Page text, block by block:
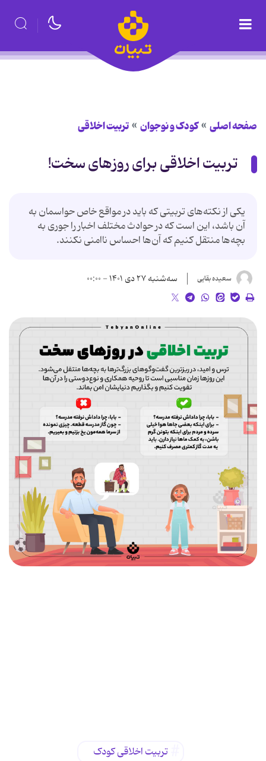
صفحه اصلی کودک و نوجوان تربیت اخلاقی
تربیت اخلاقی برای روزهای سخت!
یکی از نکته‌های تربیتی که باید در مواقع خاص حواسمان به
آن باشد، این است که در حوادث مختلف اخبار را جوری به
بچه‌ها منتقل کنیم که آن‌ها احساس ناامنی نکنند.
سعیده بقایی سه‌شنبه ۲۷ دی ۱۴۰۱ - ۰۰:۰۰
تربیت اخلاقی کودک